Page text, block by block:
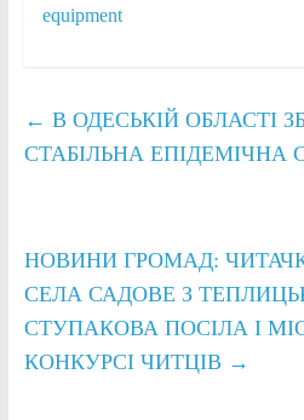
equipment
← В ОДЕСЬКІЙ ОБЛАСТІ
СТАБІЛЬНА ЕПІДЕМІЧНА
НОВИНИ ГРОМАД:
СЕЛА САДОВЕ З
СТУПАКОВА ПОСІЛА І
КОНКУРСІ ЧИТЦІВ →